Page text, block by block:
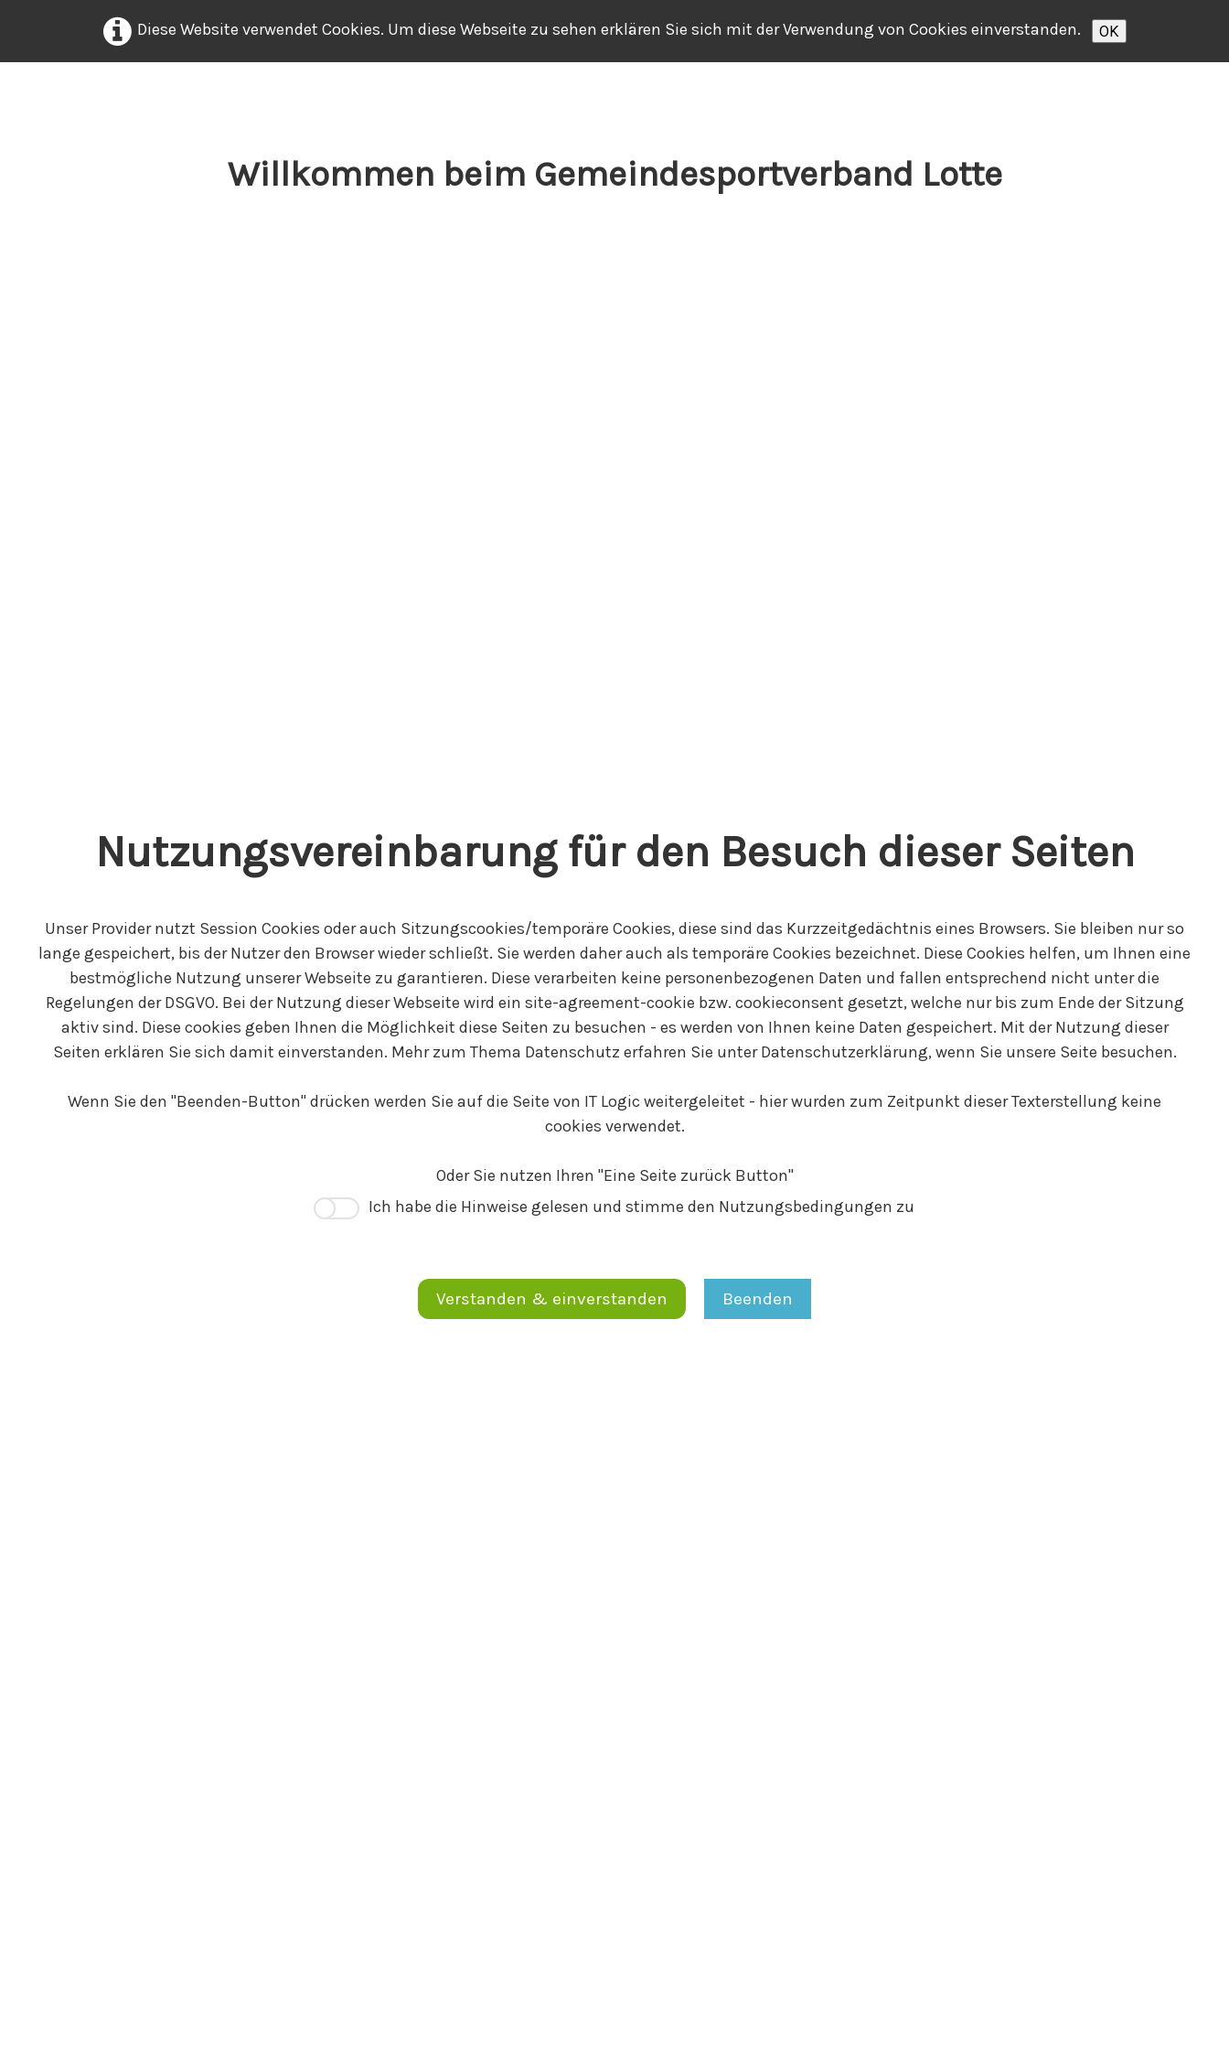
Diese Website verwendet Cookies. Um diese Webseite zu sehen erklären Sie sich mit der Verwendung von Cookies einverstanden. OK
Willkommen beim Gemeindesportverband Lotte
Nutzungsvereinbarung für den Besuch dieser Seiten
Unser Provider nutzt Session Cookies oder auch Sitzungscookies/temporäre Cookies, diese sind das Kurzzeitgedächtnis eines Browsers. Sie bleiben nur so
lange gespeichert, bis der Nutzer den Browser wieder schließt. Sie werden daher auch als temporäre Cookies bezeichnet. Diese Cookies helfen, um Ihnen eine
bestmögliche Nutzung unserer Webseite zu garantieren. Diese verarbeiten keine personenbezogenen Daten und fallen entsprechend nicht unter die
Regelungen der DSGVO. Bei der Nutzung dieser Webseite wird ein site-agreement-cookie bzw. cookieconsent gesetzt, welche nur bis zum Ende der Sitzung
aktiv sind. Diese cookies geben Ihnen die Möglichkeit diese Seiten zu besuchen - es werden von Ihnen keine Daten gespeichert. Mit der Nutzung dieser
Seiten erklären Sie sich damit einverstanden. Mehr zum Thema Datenschutz erfahren Sie unter Datenschutzerklärung, wenn Sie unsere Seite besuchen.
Wenn Sie den "Beenden-Button" drücken werden Sie auf die Seite von IT Logic weitergeleitet - hier wurden zum Zeitpunkt dieser Texterstellung keine
cookies verwendet.
Oder Sie nutzen Ihren "Eine Seite zurück Button"
Ich habe die Hinweise gelesen und stimme den Nutzungsbedingungen zu
Verstanden & einverstanden Beenden